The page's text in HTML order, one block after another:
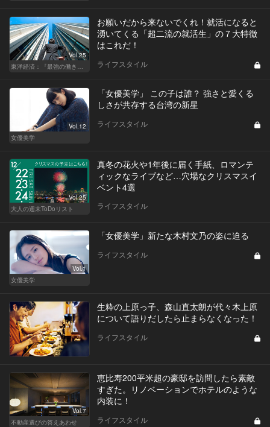
Vol.25
東洋経済：『最強の働き方』『一流の育て方』
お願いだから来ないでくれ！就活になると
湧いてくる「超二流の就活生」の７大特徴
はこれだ！
ライフスタイル
Vol.12
女優美学
「女優美学」 この子は誰？ 強さと愛くる
しさが共存する台湾の新星
ライフスタイル
Vol.25
大人の週末ToDoリスト
真冬の花火や1年後に届く手紙、ロマンテ
ィックなライブなど…穴場なクリスマスイ
ベント4選
ライフスタイル
Vol.1
女優美学
「女優美学」新たな木村文乃の姿に迫る
ライフスタイル
生粋の上原っ子、森山直太朗が代々木上原
について語りだしたら止まらなくなった！
ライフスタイル
Vol.7
不動産選びの答えあわせ
恵比寿200平米超の豪邸を訪問したら素敵
すぎた。リノベーションでホテルのような
内装に！
ライフスタイル